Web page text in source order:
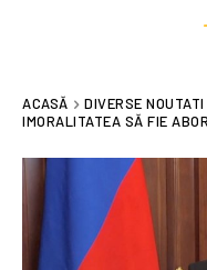
ACASĂ DIVERSE NOUTATI
IMORALITATEA SĂ FIE